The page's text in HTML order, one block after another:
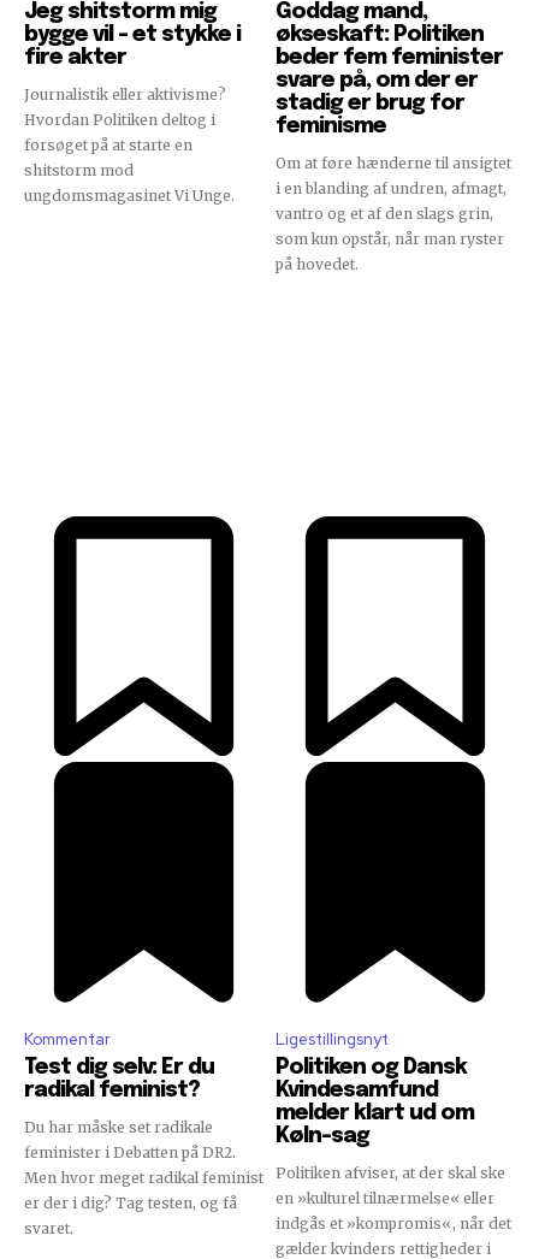
Jeg shitstorm mig
bygge vil – et stykke i
fire akter
Journalistik eller aktivisme?
Hvordan Politiken deltog i
forsøget på at starte en
shitstorm mod
ungdomsmagasinet Vi Unge.
Goddag mand,
økseskaft: Politiken
beder fem feminister
svare på, om der er
stadig er brug for
feminisme
Om at føre hænderne til ansigtet
i en blanding af undren, afmagt,
vantro og et af den slags grin,
som kun opstår, når man ryster
på hovedet.
Kommentar
Test dig selv: Er du
radikal feminist?
Du har måske set radikale
feminister i Debatten på DR2.
Men hvor meget radikal feminist
er der i dig? Tag testen, og få
svaret.
Ligestillingsnyt
Politiken og Dansk
Kvindesamfund
melder klart ud om
Køln-sag
Politiken afviser, at der skal ske
en »kulturel tilnærmelse« eller
indgås et »kompromis«, når det
gælder kvinders rettigheder i